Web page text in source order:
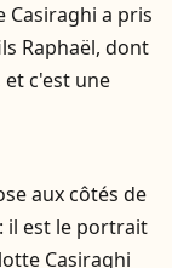
Casiraghi a pris
Raphaël, dont
et c'est une
aux côtés de
il est le portrait
Casiraghi